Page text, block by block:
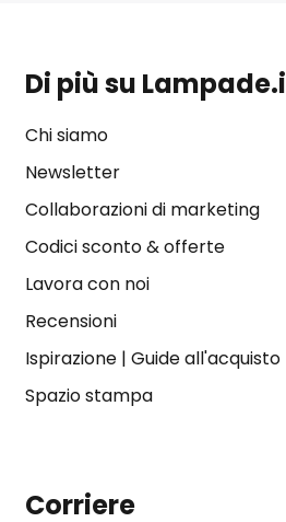
Di più su
Chi siamo
Newsletter
Collaborazioni di marketing
Codici sconto & offerte
Lavora con noi
Recensioni
Ispirazione| Guide all'acquisto
Spazio stampa
Corriere